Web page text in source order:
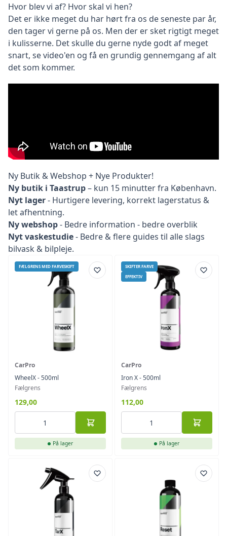
Hvor blev vi af? Hvor skal vi hen?
Det er ikke meget du har hørt fra os de seneste par år,
den tager vi gerne på os. Men der er sket rigtigt meget
i kulisserne. Det skulle du gerne nyde godt af meget
snart, se video'en og få en grundig gennemgang af alt
det som kommer.
Ny Butik & Webshop + Nye Produkter!
Ny butik i Taastrup– kun 15 minutter fra København.
Nyt lager- Hurtigere levering, korrekt lagerstatus &
let afhentning.
Ny webshop- Bedre information - bedre overblik
Nyt vaskestudie- Bedre & flere guides til alle slags
bilvask & bilpleje.
FÆLGRENS MED FARVESKIFT
CarPro
WheelX - 500ml
Fælgrens
129,00
På lager
SKIFTER FARVE
EFFEKTIV
CarPro
Iron X - 500ml
Fælgrens
112,00
På lager